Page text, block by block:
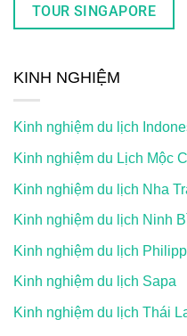
TOUR SINGAPORE
KINH NGHIỆM
Kinh nghiệm du lịch
Kinh nghiệm du Lịch Mộc
Kinh nghiệm du lịch Nha
Kinh nghiệm du lịch Ninh
Kinh nghiệm du lịch
Kinh nghiệm du lịch Sapa
Kinh nghiệm du lịch Thái